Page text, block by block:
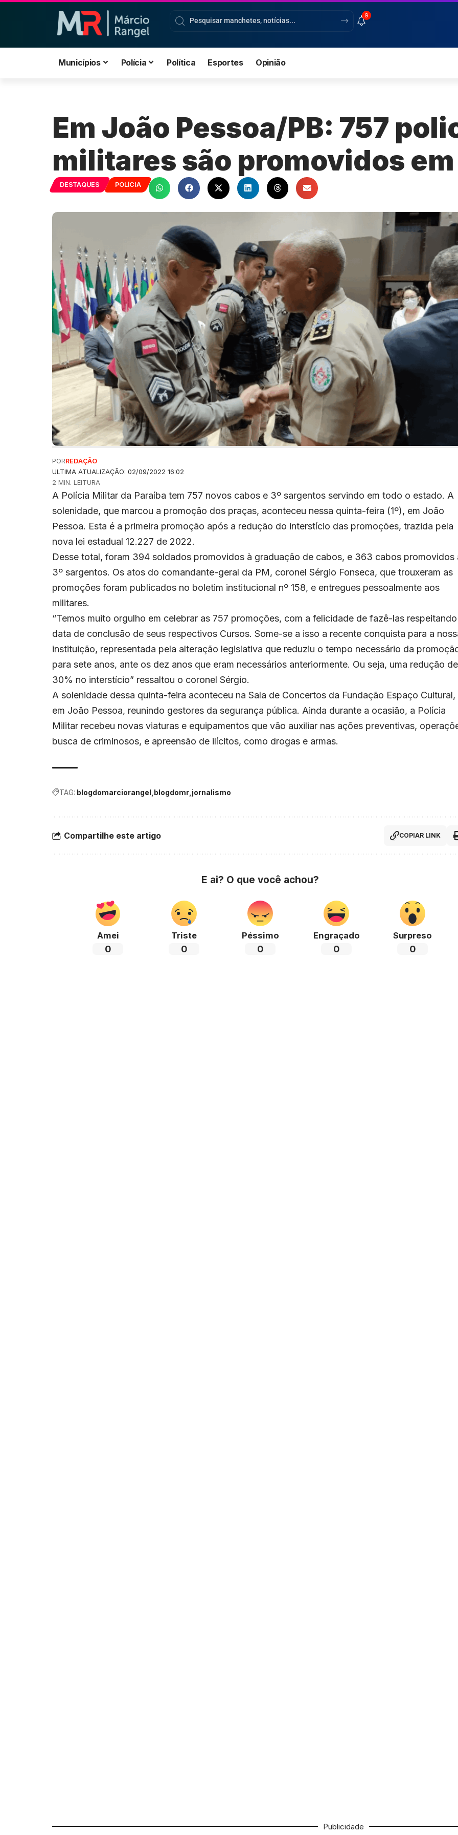
9
Municípios Polícia Política Esportes Opinião
Em João Pessoa/PB: 757
militares são promovidos
DESTAQUES POLÍCIA
ULTIMA ATUALIZAÇÃO: 02/09/2022 16:02
PORREDAÇÃO
2 MIN. LEITURA
A Polícia Militar da Paraíba tem 757 novos cabos e 3º sargentos servindo em todo o estado. A
solenidade, que marcou a promoção dos praças, aconteceu nessa quinta-feira (1º), em João
Pessoa. Esta é a primeira promoção após a redução do interstício das promoções, trazida pela
nova lei estadual 12.227 de 2022.
Desse total, foram 394 soldados promovidos à graduação de cabos, e 363 cabos promovidos
3º sargentos. Os atos do comandante-geral da PM, coronel Sérgio Fonseca, que trouxeram as
promoções foram publicados no boletim institucional nº 158, e entregues pessoalmente aos
militares.
“Temos muito orgulho em celebrar as 757 promoções, com a felicidade de fazê-las
data de conclusão de seus respectivos Cursos. Some-se a isso a recente conquista para a
instituição, representada pela alteração legislativa que reduziu o tempo necessário da
para sete anos, ante os dez anos que eram necessários anteriormente. Ou seja, uma redução de
30% no interstício” ressaltou o coronel Sérgio.
A solenidade dessa quinta-feira aconteceu na Sala de Concertos da Fundação Espaço Cultural,
em João Pessoa, reunindo gestores da segurança pública. Ainda durante a ocasião, a Polícia
Militar recebeu novas viaturas e equipamentos que vão auxiliar nas ações preventivas,
busca de criminosos, e apreensão de ilícitos, como drogas e armas.
TAG: blogdomarciorangel blogdomr jornalismo
Compartilhe este artigo COPIAR LINK
E ai? O que você achou?
Amei
0
Triste
0
Péssimo
0
Engraçado
0
Surpreso
0
Publicidade